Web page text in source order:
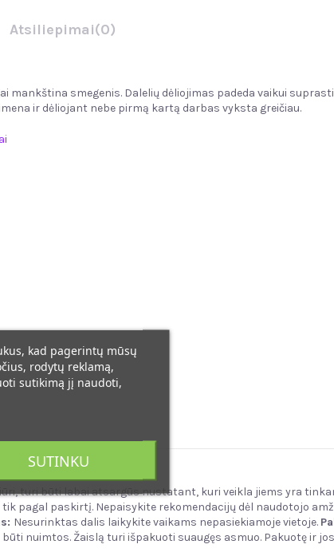
Atsiliepimai(0)
smegenis. Dalelių dėliojimas padeda vaikui
ir dėliojant nebe pirmą kartą darbas vyksta greičiau.
turi būti labai atsargūs nustatant, kuri veikla jiems yra
pagal paskirtį. Nepaisykite rekomendacijų dėl naudotojo
Nesurinktas dalis laikykite vaikams nepasiekiamoje vietoje.
nuimtos. Žaislą turi išpakuoti suaugęs asmuo. Pakuotę ir
kad pagerintų mūsų
rodytų reklamą,
sutikimą jį naudoti,
SUTINKU